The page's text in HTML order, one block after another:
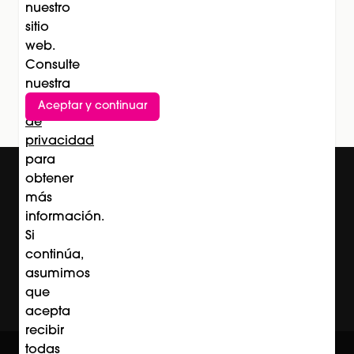
nuestro
sitio
web.
Consulte
nuestra
Política
de
privacidad
para
obtener
más
información.
Si
continúa,
asumimos
que
acepta
recibir
todas
Aceptar y continuar